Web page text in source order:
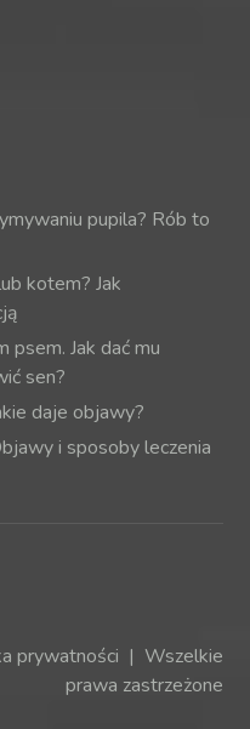
pupila? Rób to
kotem? Jak
psem. Jak dać mu
sen?
daje objawy?
i sposoby leczenia
prywatności | Wszelkie
prawa zastrzeżone